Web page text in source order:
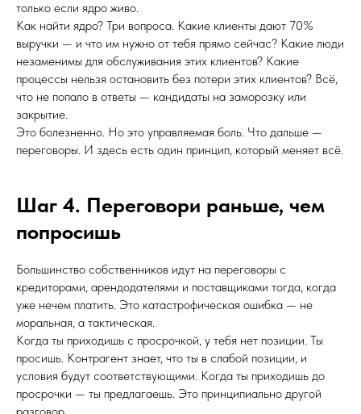
только если ядро живо.
Как найти ядро? Три вопроса. Какие клиенты дают 70%
выручки — и что им нужно от тебя прямо сейчас? Какие люди
незаменимы для обслуживания этих клиентов? Какие
процессы нельзя остановить без потери этих клиентов? Всё,
что не попало в ответы — кандидаты на заморозку или
закрытие.
Это болезненно. Но это управляемая боль. Что дальше —
переговоры. И здесь есть один принцип, который меняет всё.
Шаг 4. Переговори раньше, чем
попросишь
Большинство собственников идут на переговоры с
кредиторами, арендодателями и поставщиками тогда, когда
уже нечем платить. Это катастрофическая ошибка — не
моральная, а тактическая.
Когда ты приходишь с просрочкой, у тебя нет позиции. Ты
просишь. Контрагент знает, что ты в слабой позиции, и
условия будут соответствующими. Когда ты приходишь до
просрочки — ты предлагаешь. Это принципиально другой